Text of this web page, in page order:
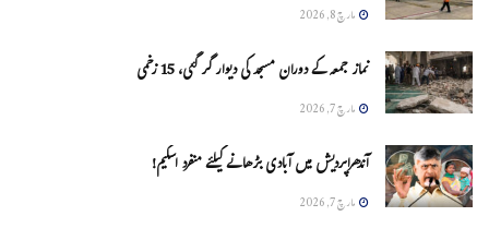
مارچ 8, 2026
نماز جمعہ کے دوران مسجد کی دیوار گر گئی، 15 زخمی
مارچ 7, 2026
آندھراپردیش میں آبادی بڑھانے کیلئے منفرد اسکیم!
مارچ 7, 2026